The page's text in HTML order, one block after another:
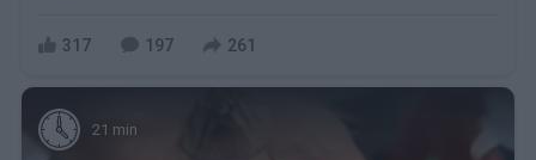
317 197 261
21 min